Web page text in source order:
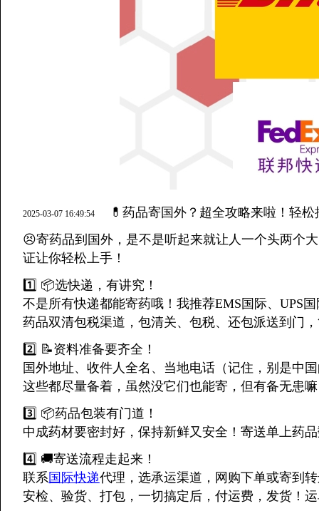
2025-03-07 16:49:54
💊药品寄国外？超全攻略来啦！轻
😣寄药品到国外，是不是听起来就让人一个头两个
证让你轻松上手！
1️⃣ 📦选快递，有讲究！
不是所有快递都能寄药哦！我推荐EMS国际、UPS
药品双清包税渠道，包清关、包税、还包派送到门
2️⃣ 📝资料准备要齐全！
国外地址、收件人全名、当地电话（记住，别是中
这些都尽量备着，虽然没它们也能寄，但有备无患
3️⃣ 📦药品包装有门道！
中成药材要密封好，保持新鲜又安全！寄送单上药
4️⃣ 🚚寄送流程走起来！
联系国际快递代理，选承运渠道，网购下单或寄到
安检、验货、打包，一切搞定后，付运费，发货！